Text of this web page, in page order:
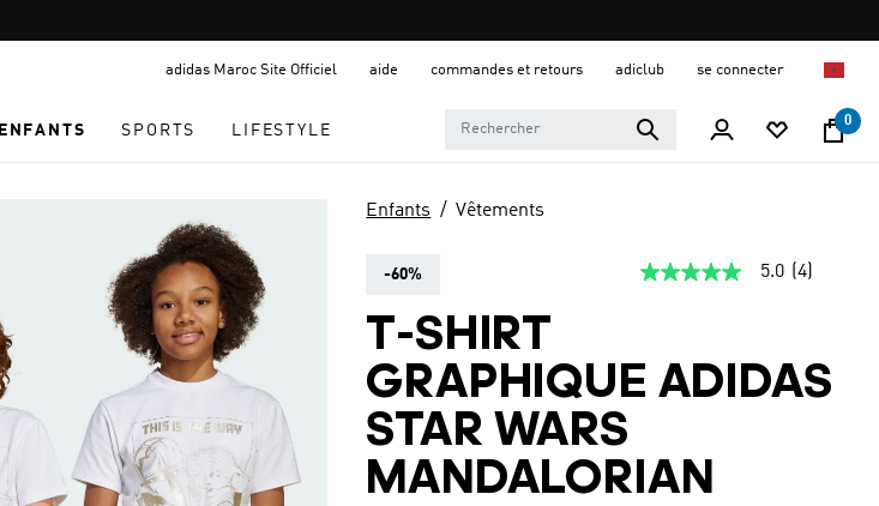
promotion
adidas Maroc Site Officiel aide commandes et retours adiclub se connecter
ENFANTS SPORTS LIFESTYLE
0
Enfants Vêtements
-60%
5.0
de
la
Reviews.
5.0 (4)
T-SHIRT
GRAPHIQUE ADIDAS
STAR WARS
MANDALORIAN